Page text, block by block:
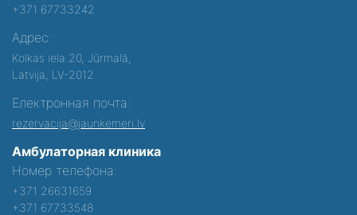
+371 67733242
Адрес:
Kolkas iela 20, Jūrmalā,
Latvija, LV-2012
Електронная почта:
rezervacija@jaunkemeri.lv
Амбулаторная клиника
Номер телефона:
+371 26631659
+371 67733548